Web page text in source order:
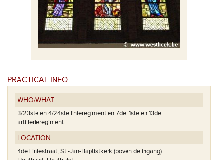
PRACTICAL INFO
WHO/WHAT
3/23ste en 4/24ste linieregiment en 7de, 1ste en 13de
artillerieregiment
LOCATION
4de Liniestraat, St.-Jan-Baptistkerk (boven de ingang)